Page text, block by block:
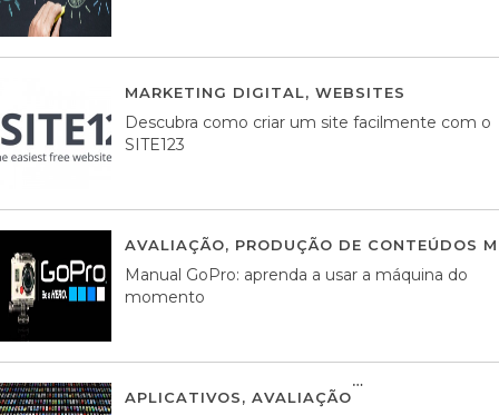
MARKETING DIGITAL, WEBSITES
Descubra como criar um site facilmente com o
SITE123
AVALIAÇÃO, PRODUÇÃO DE CONTEÚDOS
Manual GoPro: aprenda a usar a máquina do
momento
APLICATIVOS, AVALIAÇÃO